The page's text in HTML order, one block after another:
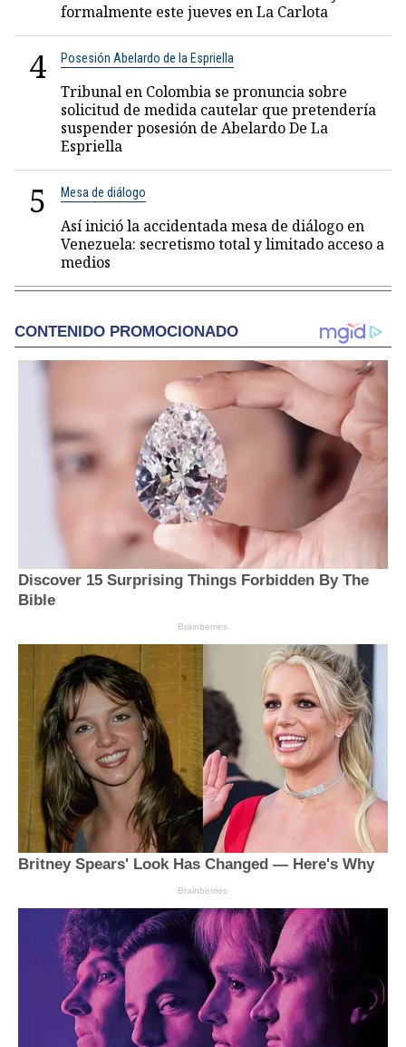
formalmente este jueves en La Carlota
4 Posesión Abelardo de la Espriella
Tribunal en Colombia se pronuncia sobre
solicitud de medida cautelar que pretendería
suspender posesión de Abelardo De La
Espriella
5 Mesa de diálogo
Así inició la accidentada mesa de diálogo en
Venezuela: secretismo total y limitado acceso a
medios